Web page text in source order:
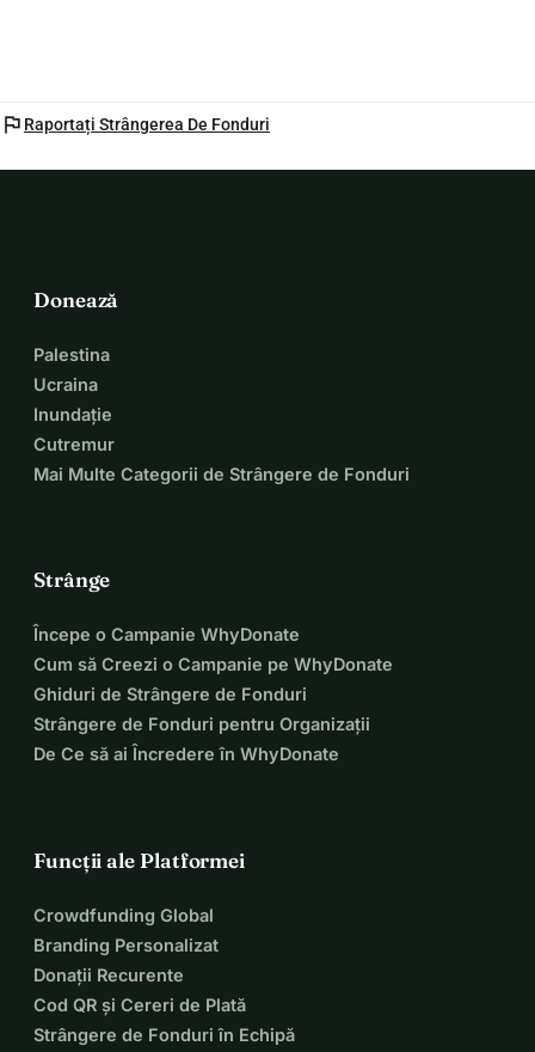
flag Raportați Strângerea De Fonduri
Donează
Palestina
Ucraina
Inundație
Cutremur
Mai Multe Categorii de Strângere de Fonduri
Strânge
Începe o Campanie WhyDonate
Cum să Creezi o Campanie pe WhyDonate
Ghiduri de Strângere de Fonduri
Strângere de Fonduri pentru Organizații
De Ce să ai Încredere în WhyDonate
Funcții ale Platformei
Crowdfunding Global
Branding Personalizat
Donații Recurente
Cod QR și Cereri de Plată
Strângere de Fonduri în Echipă